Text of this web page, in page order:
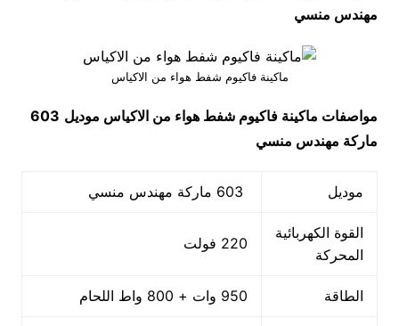
مهندس منسي
ماكينة فاكيوم شفط هواء من الاكياس
مواصفات ماكينة فاكيوم شفط هواء من الاكياس موديل 603
ماركة مهندس منسي
موديل
القوة الكهربائية
المحركة
220 فولت
الطاقة 950 وات + 800 واط اللحام